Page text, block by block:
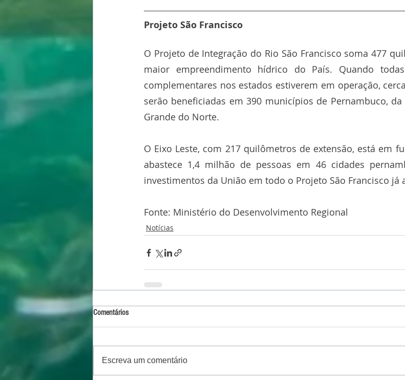
Projeto São Francisco
O Projeto de Integração do Rio São Francisco soma 477
maior empreendimento hídrico do País. Quando
complementares nos estados estiverem em operação,
serão beneficiadas em 390 municípios de Pernambuco,
Grande do Norte.
O Eixo Leste, com 217 quilômetros de extensão, está em
abastece 1,4 milhão de pessoas em 46 cidades
investimentos da União em todo o Projeto São Francisco já
Fonte: Ministério do Desenvolvimento Regional
Notícias
Comentários
Escreva um comentário